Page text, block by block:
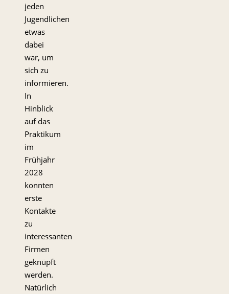
jeden
Jugendlichen
etwas
dabei
war, um
sich zu
informieren.
In
Hinblick
auf das
Praktikum
im
Frühjahr
2028
konnten
erste
Kontakte
zu
interessanten
Firmen
geknüpft
werden.
Natürlich